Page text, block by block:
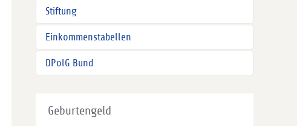
Stiftung
Einkommenstabellen
DPolG Bund
Geburtengeld